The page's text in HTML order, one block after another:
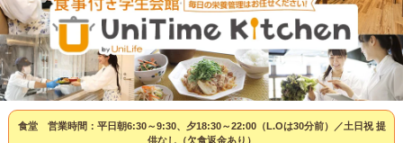
食堂 営業時間：平日朝6:30～9:30、夕18:30～22:00（L.Oは30分前）／土日祝 提
供なし（欠食返金あり）